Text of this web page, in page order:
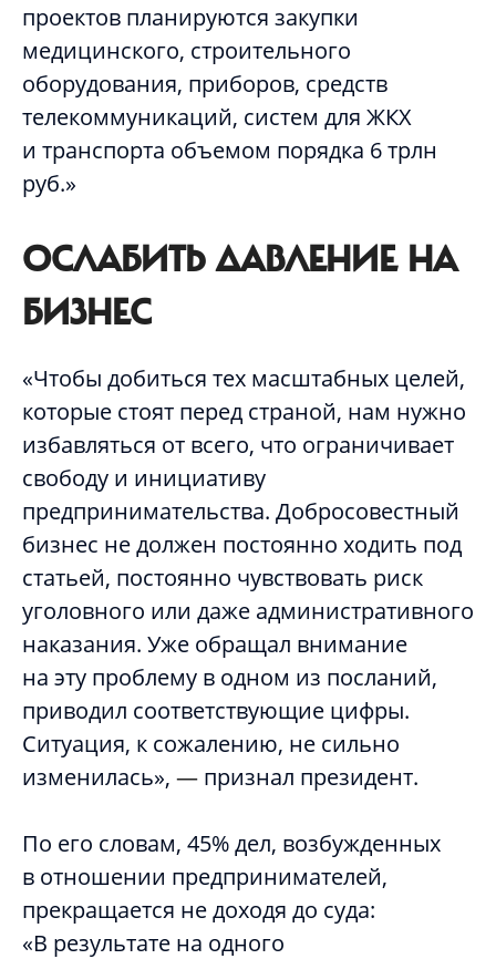
проектов планируются закупки
медицинского, строительного
оборудования, приборов, средств
телекоммуникаций, систем для ЖКХ
и транспорта объемом порядка 6 трлн
руб.»
ОСЛАБИТЬ ДАВЛЕНИЕ НА
БИЗНЕС
«Чтобы добиться тех масштабных целей,
которые стоят перед страной, нам нужно
избавляться от всего, что ограничивает
свободу и инициативу
предпринимательства. Добросовестный
бизнес не должен постоянно ходить под
статьей, постоянно чувствовать риск
уголовного или даже административного
наказания. Уже обращал внимание
на эту проблему в одном из посланий,
приводил соответствующие цифры.
Ситуация, к сожалению, не сильно
изменилась», — признал президент.
По его словам, 45% дел, возбужденных
в отношении предпринимателей,
прекращается не доходя до суда:
«В результате на одного